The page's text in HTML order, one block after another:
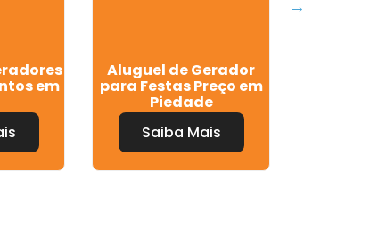
em
Aluguel de Gerador
para Festas Preço em
Piedade
Saiba Mais